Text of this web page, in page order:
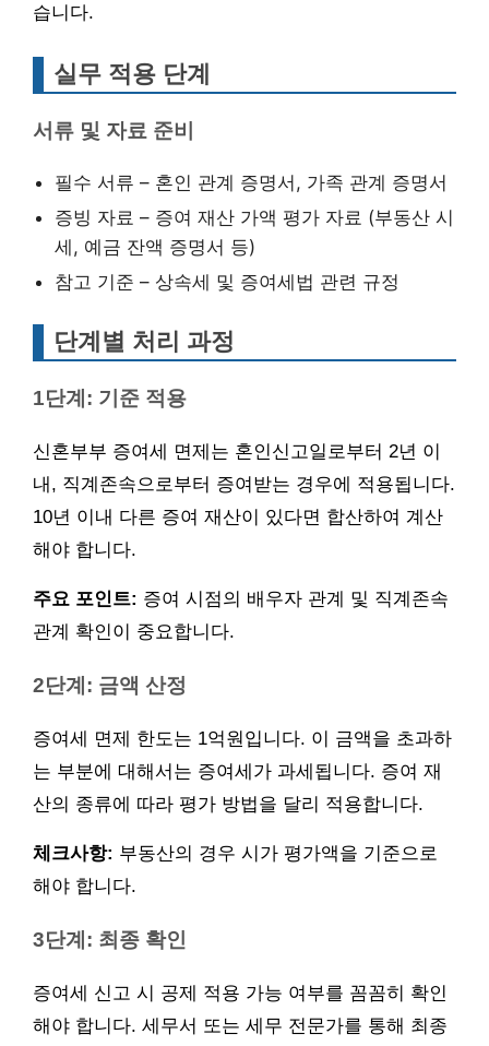
습니다.
실무 적용 단계
서류 및 자료 준비
필수 서류 – 혼인 관계 증명서, 가족 관계 증명서
증빙 자료 – 증여 재산 가액 평가 자료 (부동산 시
세, 예금 잔액 증명서 등)
참고 기준 – 상속세 및 증여세법 관련 규정
단계별 처리 과정
1단계: 기준 적용
신혼부부 증여세 면제는 혼인신고일로부터 2년 이
내, 직계존속으로부터 증여받는 경우에 적용됩니다.
10년 이내 다른 증여 재산이 있다면 합산하여 계산
해야 합니다.
주요 포인트: 증여 시점의 배우자 관계 및 직계존속
관계 확인이 중요합니다.
2단계: 금액 산정
증여세 면제 한도는 1억원입니다. 이 금액을 초과하
는 부분에 대해서는 증여세가 과세됩니다. 증여 재
산의 종류에 따라 평가 방법을 달리 적용합니다.
체크사항: 부동산의 경우 시가 평가액을 기준으로
해야 합니다.
3단계: 최종 확인
증여세 신고 시 공제 적용 가능 여부를 꼼꼼히 확인
해야 합니다. 세무서 또는 세무 전문가를 통해 최종